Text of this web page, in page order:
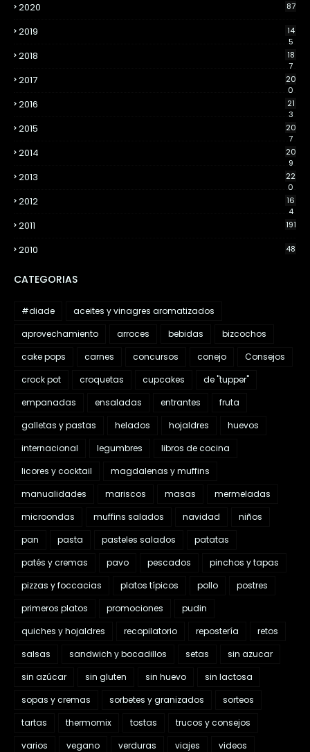
2020 87
2019
14
5
2018
18
7
2017
20
0
2016
21
3
2015
20
7
2014
20
9
2013
22
0
2012
16
4
2011 191
2010 48
CATEGORIAS
#diade
aceites y vinagres aromatizados
aprovechamiento
arroces bebidas
bizcochos
cake pops
carnes concursos conejo
Consejos
crock pot
croquetas cupcakes
de "tupper"
empanadas
ensaladas entrantes
fruta
galletas y pastas
helados hojaldres
huevos
internacional
legumbres
libros de cocina
licores y cocktail
magdalenas y muffins
manualidades
mariscos masas
mermeladas
microondas
muffins salados navidad
niños
pan
pasta pasteles salados
patatas
patés y cremas
pavo pescados
pinchos y tapas
pizzas y foccacias
platos típicos pollo
postres
primeros platos
promociones
pudin
quiches y hojaldres
recopilatorio repostería
retos
salsas
sandwich y bocadillos setas
sin azucar
sin azúcar
sin gluten sin huevo
sin lactosa
sopas y cremas
sorbetes y granizados
sorteos
tartas
thermomix tostas
trucos y consejos
varios
vegano verduras viajes
videos